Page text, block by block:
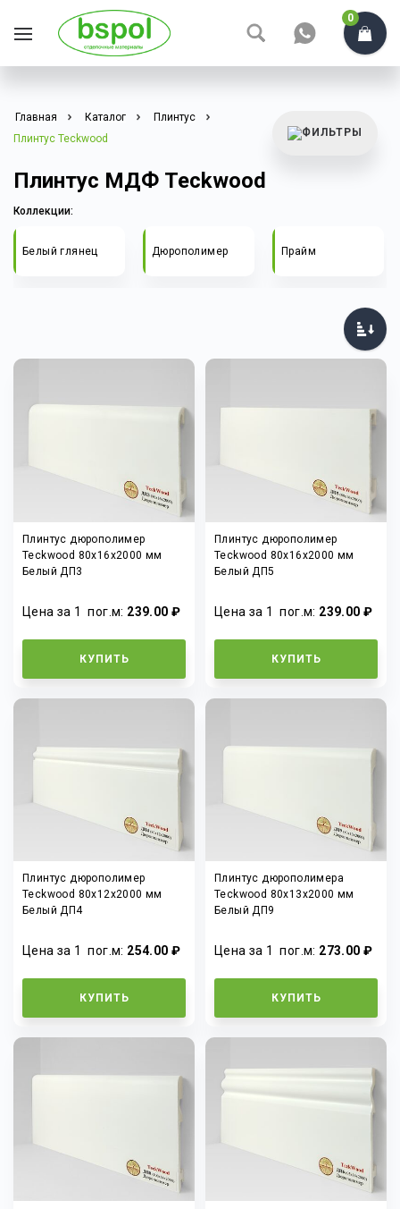
0
Главная Каталог
Плинтус
Плинтус Teckwood
Плинтус МДФ Teckwood
Коллекции:
Белый глянец Дюрополимер Прайм
Плинтус дюрополимер
Teckwood 80x16x2000 мм
Белый ДП3
Цена за 1пог.м: 239.00 ₽
КУПИТЬ
Плинтус дюрополимер
Teckwood 80x16x2000 мм
Белый ДП5
Цена за 1пог.м: 239.00 ₽
КУПИТЬ
Плинтус дюрополимер
Teckwood 80x12x2000 мм
Белый ДП4
Цена за 1пог.м: 254.00 ₽
КУПИТЬ
Плинтус дюрополимера
Teckwood 80x13x2000 мм
Белый ДП9
Цена за 1пог.м: 273.00 ₽
КУПИТЬ